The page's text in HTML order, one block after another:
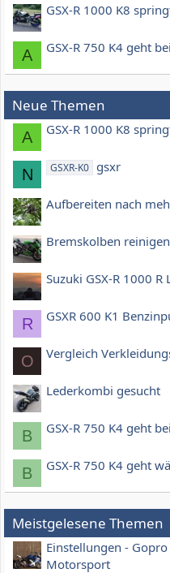
GSX-R 1000 K8
A GSX-R 750 K4 geht
Neue Themen
A GSX-R 1000 K8
N GSXR-K0 gsxr
Aufbereiten nach
Bremskolben reinigen
Suzuki GSX-R 1000
R GSXR 600 K1
O Vergleich
Lederkombi gesucht
B GSX-R 750 K4 geht
B GSX-R 750 K4 geht
Meistgelesene Themen
Einstellungen -
Motorsport